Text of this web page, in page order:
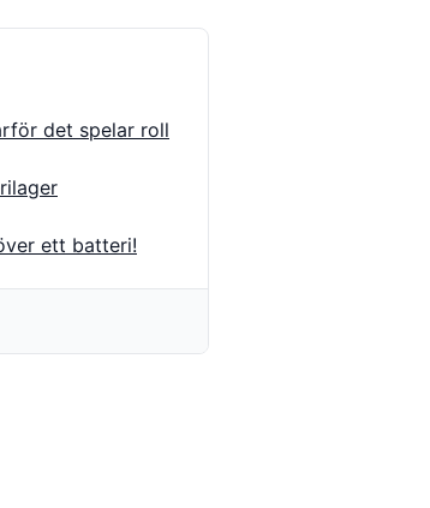
det spelar roll
ett batteri!